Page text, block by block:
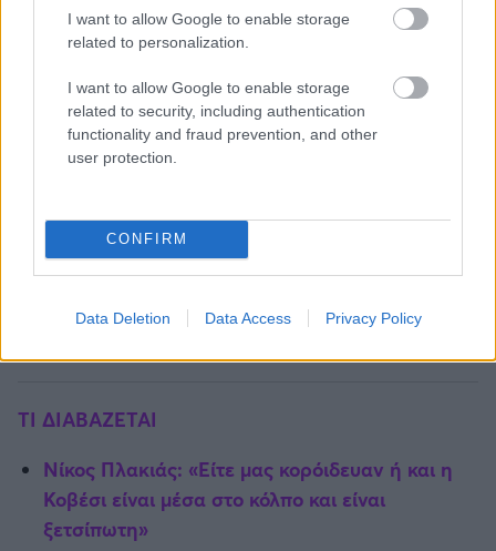
I want to allow Google to enable storage
related to personalization.
I want to allow Google to enable storage
related to security, including authentication
functionality and fraud prevention, and other
user protection.
CONFIRM
Data Deletion Data Access Privacy Policy
ΤΙ ΔΙΑΒΑΖΕΤΑΙ
Νίκος Πλακιάς: «Είτε μας κορόιδευαν ή και η
Κοβέσι είναι μέσα στο κόλπο και είναι
ξετσίπωτη»